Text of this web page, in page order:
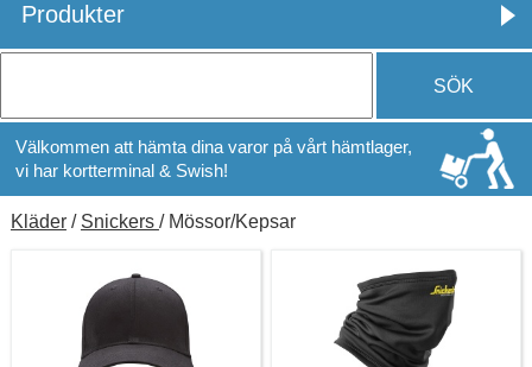
SÖK
Välkommen att hämta dina varor på vårt hämtlager,
vi har kortterminal & Swish!
Produkter
Kläder/ Snickers / Mössor/Kepsar